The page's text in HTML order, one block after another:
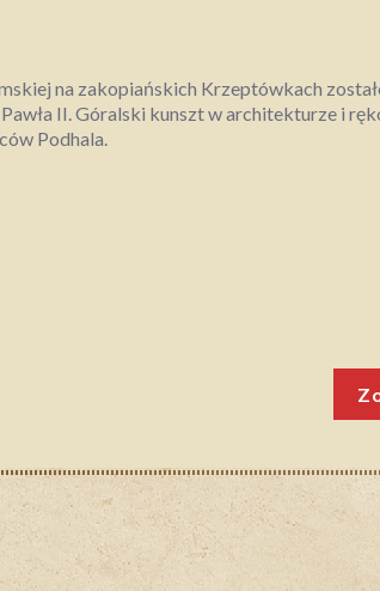
na zakopiańskich Krzeptówkach
II. Góralski kunszt w architekturze i
Podhala.